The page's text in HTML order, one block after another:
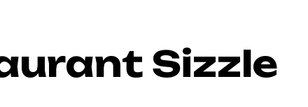
Sizzle